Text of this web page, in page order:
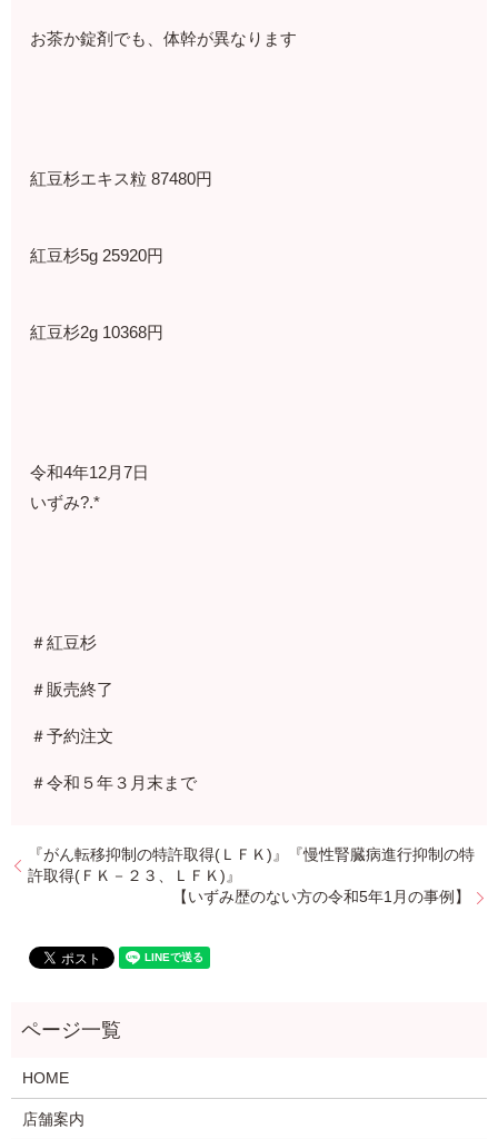
お茶か錠剤でも、体幹が異なります
紅豆杉エキス粒 87480円
紅豆杉5g 25920円
紅豆杉2g 10368円
令和4年12月7日
いずみ?.*
＃紅豆杉
＃販売終了
＃予約注文
＃令和５年３月末まで
『がん転移抑制の特許取得(ＬＦＫ)』『慢性腎臓病進行抑制の特
許取得(ＦＫ－２３、ＬＦＫ)』
【いずみ歴のない方の令和5年1月の事例】
HOME
店舗案内